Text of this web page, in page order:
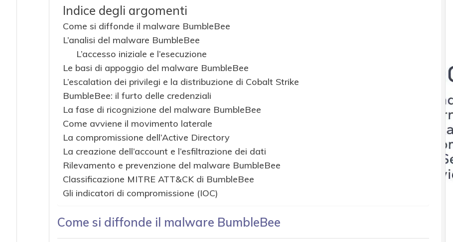
Indice degli argomenti
Come si diffonde il malware BumbleBee
L’analisi del malware BumbleBee
L’accesso iniziale e l’esecuzione
Le basi di appoggio del malware BumbleBee
L’escalation dei privilegi e la distribuzione di Cobalt Strike
BumbleBee: il furto delle credenziali
La fase di ricognizione del malware BumbleBee
Come avviene il movimento laterale
La compromissione dell’Active Directory
La creazione dell’account e l’esfiltrazione dei dati
Rilevamento e prevenzione del malware BumbleBee
Classificazione MITRE ATT&CK di BumbleBee
Gli indicatori di compromissione (IOC)
Come si diffonde il malware BumbleBee